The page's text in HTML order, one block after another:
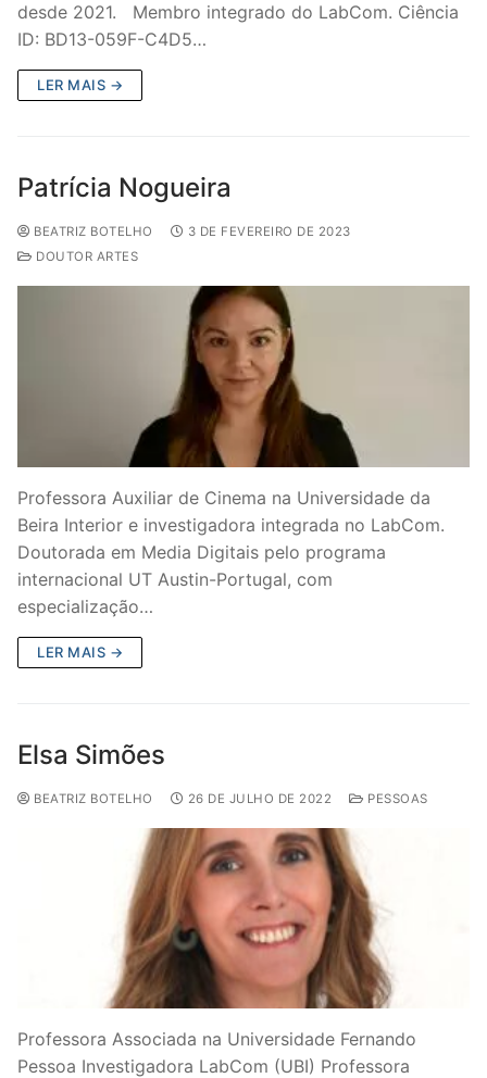
desde 2021. Membro integrado do LabCom. Ciência
ID: BD13-059F-C4D5…
LER MAIS →
Patrícia Nogueira
BEATRIZ BOTELHO
3 DE FEVEREIRO DE 2023
DOUTOR ARTES
Professora Auxiliar de Cinema na Universidade da
Beira Interior e investigadora integrada no LabCom.
Doutorada em Media Digitais pelo programa
internacional UT Austin-Portugal, com
especialização…
LER MAIS →
Elsa Simões
BEATRIZ BOTELHO 26 DE JULHO DE 2022 PESSOAS
Professora Associada na Universidade Fernando
Pessoa Investigadora LabCom (UBI) Professora